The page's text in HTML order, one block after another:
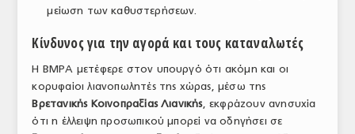
μείωση των καθυστερήσεων.
Κίνδυνος για την αγορά και τους καταναλωτές
Η BMPA μετέφερε στον υπουργό ότι ακόμη και οι
κορυφαίοι λιανοπωλητές της χώρας, μέσω της
Βρετανικής Κοινοπραξίας Λιανικής, εκφράζουν ανησυχία
ότι η έλλειψη προσωπικού μπορεί να οδηγήσει σε